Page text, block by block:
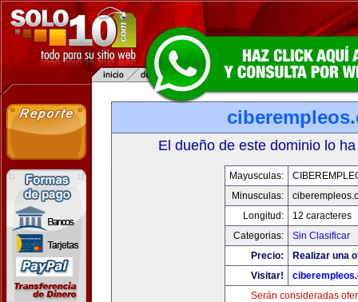
El dueño de este dominio lo
Mayusculas:
Minusculas:
Longitud:
12 caracteres
Categorias:
Sin Clasificar
Precio:
Realizar una
Visitar!
Serán consideradas